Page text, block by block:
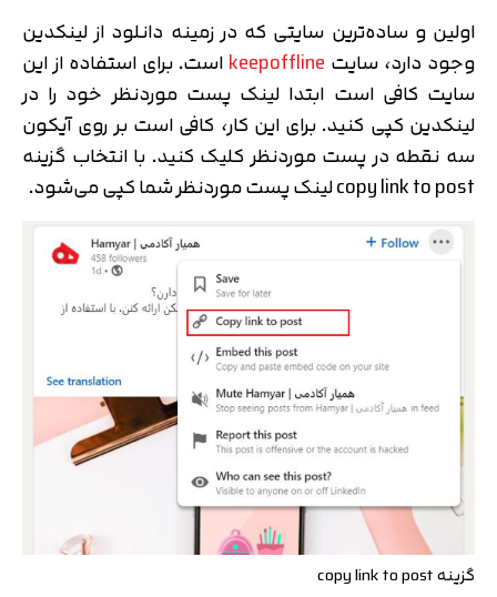
اولین و ساده‌ترین سایتی که در زمینه دانلود از لینکدین
وجود دارد، سایت keepofflineاست. برای استفاده از این
سایت کافی است ابتدا لینک پست موردنظر خود را در
لینکدین کپی کنید. برای این کار، کافی است بر روی آیکون
سه نقطه در پست موردنظر کلیک کنید. با انتخاب گزینه
copy link to post لینک پست موردنظر شما کپی می‌شود.
گزینه copy link to post